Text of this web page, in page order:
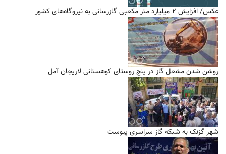
عکس/ افزایش ۲ میلیارد متر مکعبی گازرسانی به نیروگاه‌های کشور
روشن شدن مشعل گاز در پنج روستای کوهستانی لاریجان آمل
شهر گزنک به شبکه گاز سراسری پیوست